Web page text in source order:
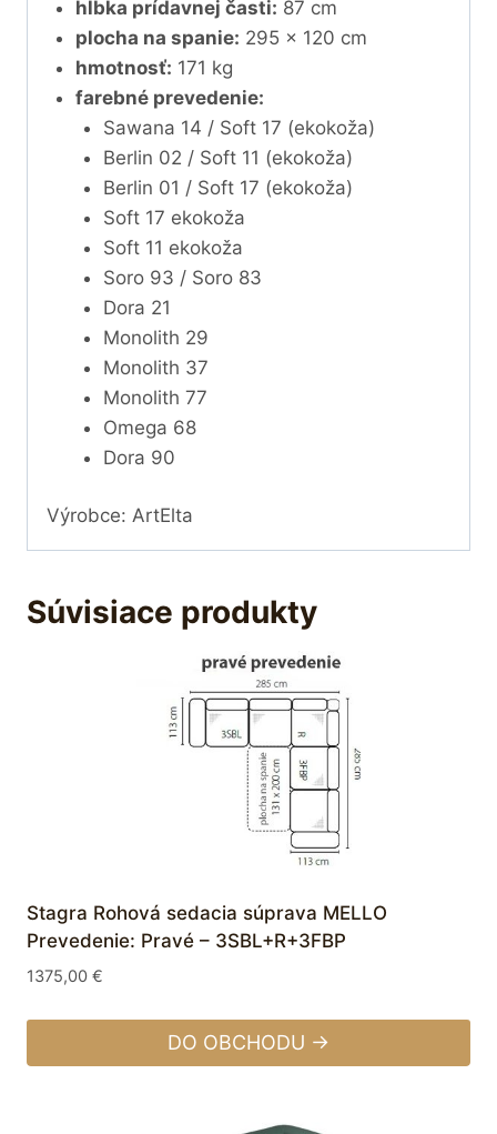
hĺbka prídavnej časti: 87 cm
plocha na spanie: 295 x 120 cm
hmotnosť: 171 kg
farebné prevedenie:
Sawana 14 / Soft 17 (ekokoža)
Berlin 02 / Soft 11 (ekokoža)
Berlin 01 / Soft 17 (ekokoža)
Soft 17 ekokoža
Soft 11 ekokoža
Soro 93 / Soro 83
Dora 21
Monolith 29
Monolith 37
Monolith 77
Omega 68
Dora 90
Výrobce: ArtElta
Súvisiace produkty
Stagra Rohová sedacia súprava MELLO
Prevedenie: Pravé – 3SBL+R+3FBP
1375,00 €
DO OBCHODU →